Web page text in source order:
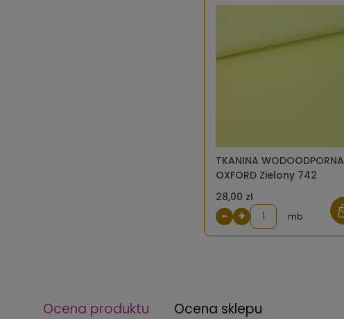
TKANINA WODOODPORNA
OXFORD Zielony 742
28,00 zł
− + mb
Ocena produktu Ocena sklepu